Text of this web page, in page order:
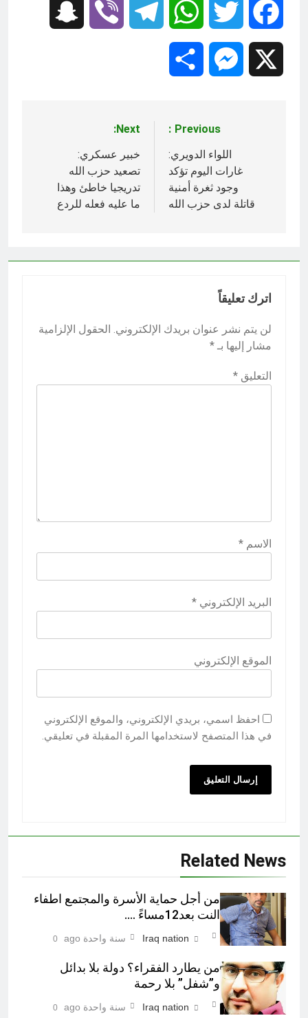
Facebook
Twitter
WhatsApp
Telegram
Viber
Messenger
المقالات
Previous:
اللواء الدويري:
غارات اليوم تؤكد
وجود ثغرة أمنية
قاتلة لدى حزب الله
Next:
خبير عسكري:
تصعيد حزب الله
تدريجيا خاطئ وهذا
ما عليه فعله للردع
اترك تعليقاً
لن يتم نشر عنوان بريدك الإلكتروني. الحقول الإلزامية
مشار إليها بـ *
التعليق *
الاسم *
البريد الإلكتروني *
الموقع الإلكتروني
احفظ اسمي، بريدي الإلكتروني، والموقع الإلكتروني
في هذا المتصفح لاستخدامها المرة المقبلة في تعليقي.
Related News
من أجل حماية الأسرة والمجتمع اطفاء
النت بعد12مساءً ….
Iraq nation سنة واحدة ago 0
من يطارد الفقراء؟ دولة بلا بدائل
و”شفل” بلا رحمة
Iraq nation سنة واحدة ago 0